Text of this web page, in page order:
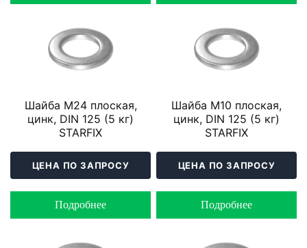
Шайба М24 плоская,
цинк, DIN 125 (5 кг)
STARFIX
ЦЕНА ПО ЗАПРОСУ
Подробнее
Шайба М10 плоская,
цинк, DIN 125 (5 кг)
STARFIX
ЦЕНА ПО ЗАПРОСУ
Подробнее